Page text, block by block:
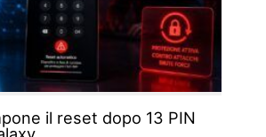
il reset dopo 13 PIN